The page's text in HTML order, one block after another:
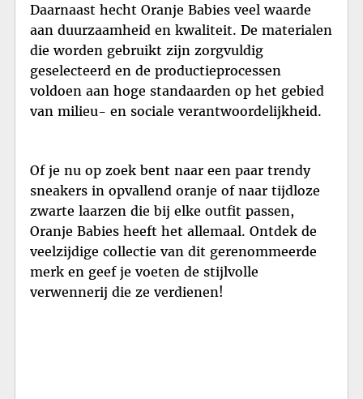
Daarnaast hecht Oranje Babies veel waarde
aan duurzaamheid en kwaliteit. De materialen
die worden gebruikt zijn zorgvuldig
geselecteerd en de productieprocessen
voldoen aan hoge standaarden op het gebied
van milieu- en sociale verantwoordelijkheid.
Of je nu op zoek bent naar een paar trendy
sneakers in opvallend oranje of naar tijdloze
zwarte laarzen die bij elke outfit passen,
Oranje Babies heeft het allemaal. Ontdek de
veelzijdige collectie van dit gerenommeerde
merk en geef je voeten de stijlvolle
verwennerij die ze verdienen!